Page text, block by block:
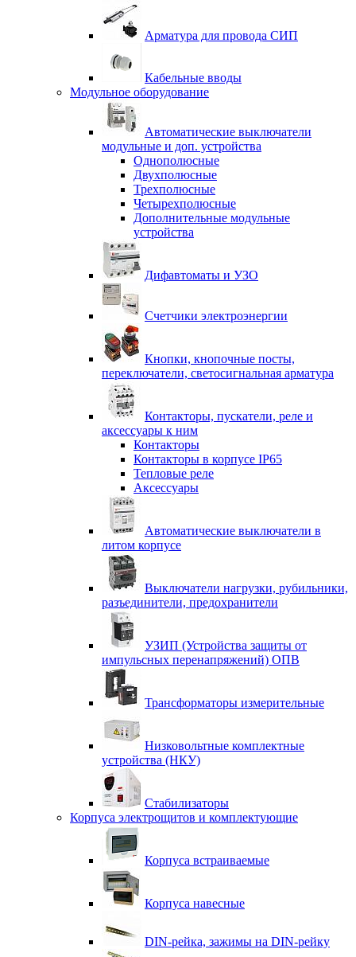
Арматура для провода СИП
Кабельные вводы
Модульное оборудование
Автоматические выключатели
модульные и доп. устройства
Однополюсные
Двухполюсные
Трехполюсные
Четырехполюсные
Дополнительные модульные
устройства
Дифавтоматы и УЗО
Счетчики электроэнергии
Кнопки, кнопочные посты,
переключатели, светосигнальная арматура
Контакторы, пускатели, реле и
аксессуары к ним
Контакторы
Контакторы в корпусе IP65
Тепловые реле
Аксессуары
Автоматические выключатели в
литом корпусе
Выключатели нагрузки, рубильники,
разъединители, предохранители
УЗИП (Устройства защиты от
импульсных перенапряжений) ОПВ
Трансформаторы измерительные
Низковольтные комплектные
устройства (НКУ)
Стабилизаторы
Корпуса электрощитов и комплектующие
Корпуса встраиваемые
Корпуса навесные
DIN-рейка, зажимы на DIN-рейку